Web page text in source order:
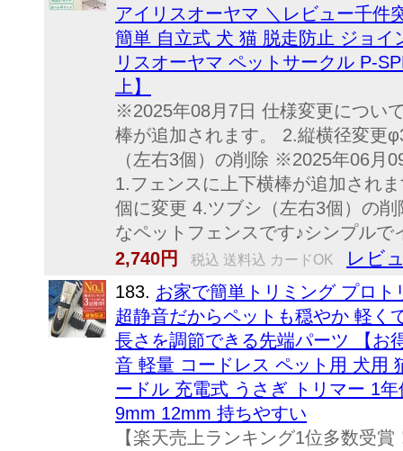
アイリスオーヤマ ＼レビュー千件
簡単 自立式 犬 猫 脱走防止 ジョ
リスオーヤマ ペットサークル P-
上】
※2025年08月7日 仕様変更につい
棒が追加されます。 2.縦横径変
（左右3個）の削除 ※2025年06月
1.フェンスに上下横棒が追加され
個に変更 4.ツブシ（左右3個）の
なペットフェンスです♪シンプル
2,740円
税込 送料込 カードOK レビ
183. お家で簡単トリミング プロ
超静音だからペットも穏やか 軽
長さを調節できる先端パーツ 【お
音 軽量 コードレス ペット用 犬用
ードル 充電式 うさぎ トリマー 1
9mm 12mm 持ちやすい
【楽天売上ランキング1位多数受